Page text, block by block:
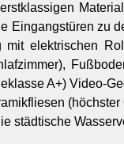
Eingangstüren zu
mit elektrischen
A+) Video-
städtische